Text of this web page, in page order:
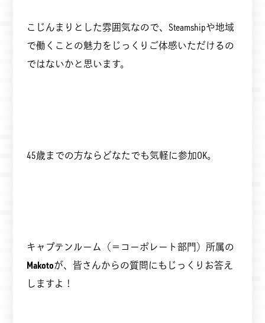
こじんまりとした雰囲気なので、Steamshipや地域
で働くことの魅力をじっくりご体感いただけるの
ではないかと思います。
45歳までの方ならどなたでも気軽に参加OK。
キャプテンルーム（＝コーポレート部門）所属の
Makotoが、皆さんからの質問にもじっくりお答え
しますよ！